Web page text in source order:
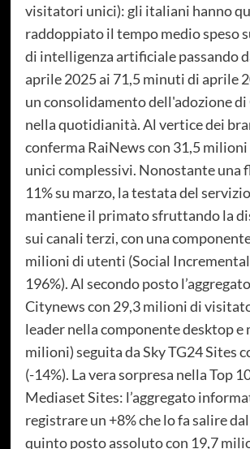
visitatori unici): gli italiani hanno
raddoppiato il tempo medio speso
di intelligenza artificiale passando
aprile 2025 ai 71,5 minuti di aprile
un consolidamento dell'adozione di
nella quotidianità. Al vertice dei
conferma RaiNews con 31,5
unici complessivi. Nonostante una
11% su marzo, la testata del
mantiene il primato sfruttando la
sui canali terzi, con una
milioni di utenti (Social Incremental
196%). Al secondo posto
Citynews con 29,3 milioni di
leader nella componente desktop e
milioni) seguita da Sky TG24 Sites
(-14%). La vera sorpresa nella Top
Mediaset Sites: l’aggregato
registrare un +8% che lo fa salire
quinto posto assoluto con 19,7